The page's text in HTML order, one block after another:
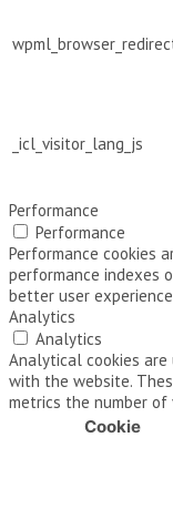
_icl_visitor_lang_js
Performance
Performance
Performance cookies
performance indexes
better user
Analytics
Analytics
Analytical cookies
with the website.
metrics the number of
Cookie